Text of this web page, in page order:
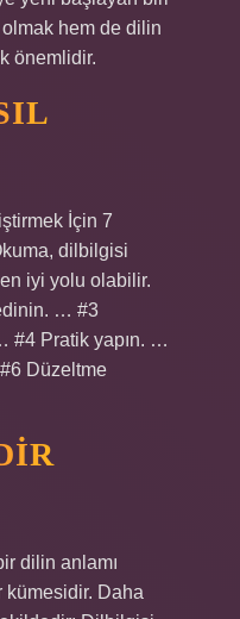
hem de dilin
önemlidir.
İçin 7
dilbilgisi
iyi yolu olabilir.
… #3
#4 Pratik yapın. …
Düzeltme
dilin anlamı
Daha